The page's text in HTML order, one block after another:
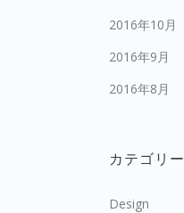
2016年10月
2016年9月
2016年8月
カテゴリー
Design